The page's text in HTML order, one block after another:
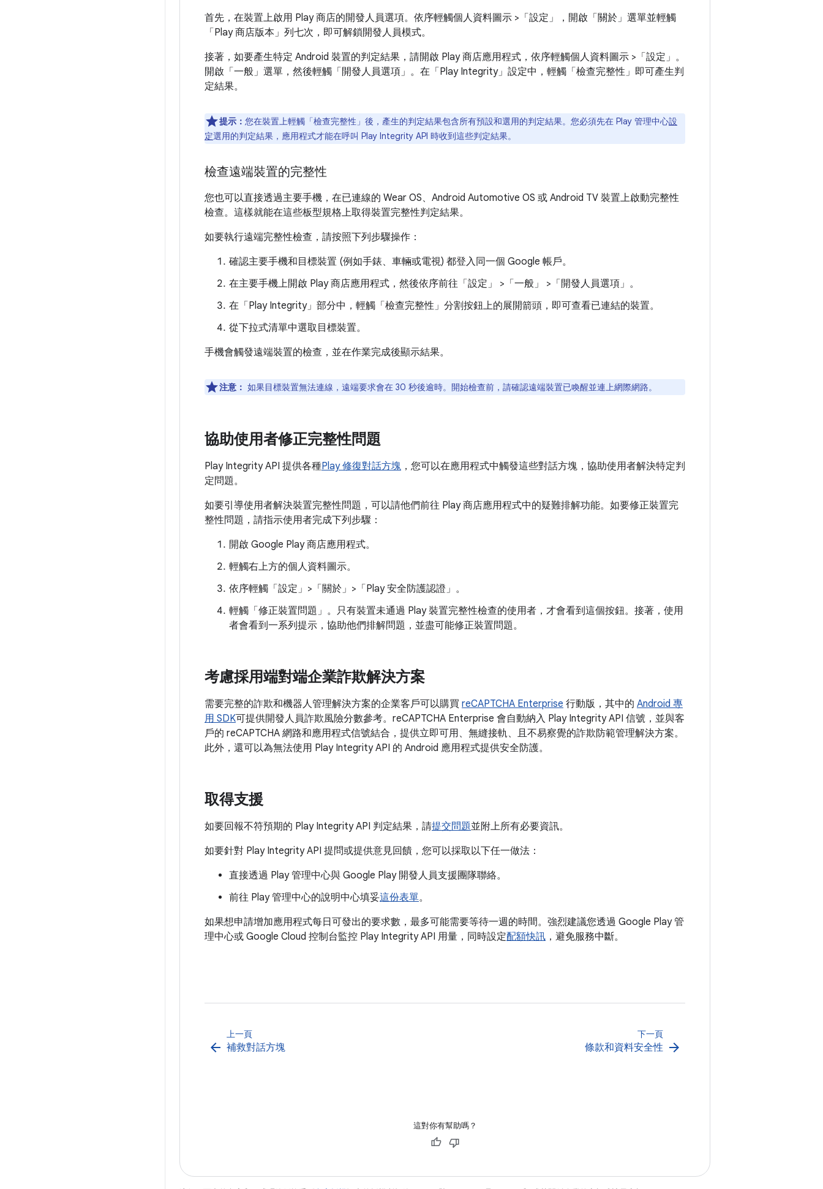
首先，在裝置上啟用 Play 商店的開發人員選項。依序輕觸個人資料圖示 >「設定」
，開啟「關於」 選單並輕觸
「Play 商店版本」 列七次，即可解鎖開發人員模式。
接著，如要產生特定 Android 裝置的判定結果，請開啟 Play 商店應用程式，依序輕觸個人資料圖示 >「設定」 。
開啟「一般」 選單，然後輕觸「開發人員選項」 。在「Play Integrity」 設定中，輕觸「檢查完整性」 即可產生判
定結果。
提示： 您在裝置上輕觸「檢查完整性」 後，產生的判定結果包含所有預設和選用的判定結果。您必須先在 Play 管理中心設
定選用的判定結果，應用程式才能在呼叫 Play Integrity API 時收到這些判定結果。
檢查遠端裝置的完整性
您也可以直接透過主要手機，在已連線的 Wear OS、Android Automotive OS 或 Android TV 裝置上啟動完整性
檢查。這樣就能在這些板型規格上取得裝置完整性判定結果。
如要執行遠端完整性檢查，請按照下列步驟操作：
確認主要手機和目標裝置 (例如手錶、車輛或電視) 都登入同一個 Google 帳戶。
在主要手機上開啟 Play 商店應用程式，然後依序前往「設定」
>「一般」 >「開發人員選項」 。
在「Play Integrity」 部分中，輕觸「檢查完整性」 分割按鈕上的展開箭頭，即可查看已連結的裝置。
從下拉式清單中選取目標裝置。
手機會觸發遠端裝置的檢查，並在作業完成後顯示結果。
注意： 如果目標裝置無法連線，遠端要求會在 30 秒後逾時。開始檢查前，請確認遠端裝置已喚醒並連上網際網路。
協助使用者修正完整性問題
Play Integrity API 提供各種Play 修復對話方塊 ，您可以在應用程式中觸發這些對話方塊，協助使用者解決特定判
定問題。
如要引導使用者解決裝置完整性問題，可以請他們前往 Play 商店應用程式中的疑難排解功能。如要修正裝置完
整性問題，請指示使用者完成下列步驟：
開啟 Google Play 商店應用程式。
輕觸右上方的個人資料圖示。
依序輕觸「設定」>「關於」>「Play 安全防護認證」 。
輕觸「修正裝置問題」 。只有裝置未通過 Play 裝置完整性檢查的使用者，才會看到這個按鈕。接著，使用
者會看到一系列提示，協助他們排解問題，並盡可能修正裝置問題。
考慮採用端對端企業詐欺解決方案
需要完整的詐欺和機器人管理解決方案的企業客戶可以購買 reCAPTCHA Enterprise 行動版，其中的 Android 專
用 SDK可提供開發人員詐欺風險分數參考。reCAPTCHA Enterprise 會自動納入 Play Integrity API 信號，並與客
戶的 reCAPTCHA 網路和應用程式信號結合，提供立即可用、無縫接軌、且不易察覺的詐欺防範管理解決方案。
此外，還可以為無法使用 Play Integrity API 的 Android 應用程式提供安全防護。
取得支援
如要回報不符預期的 Play Integrity API 判定結果，請提交問題並附上所有必要資訊。
如要針對 Play Integrity API 提問或提供意見回饋，您可以採取以下任一做法：
直接透過 Play 管理中心與 Google Play 開發人員支援團隊聯絡。
前往 Play 管理中心的說明中心填妥這份表單。
如果想申請增加應用程式每日可發出的要求數，最多可能需要等待一週的時間。強烈建議您透過 Google Play 管
理中心或 Google Cloud 控制台監控 Play Integrity API 用量，同時設定配額快訊 ，避免服務中斷。
上一頁
arrow_back 補救對話方塊
下一頁
條款和資料安全性 arrow_forward
這對你有幫助嗎？